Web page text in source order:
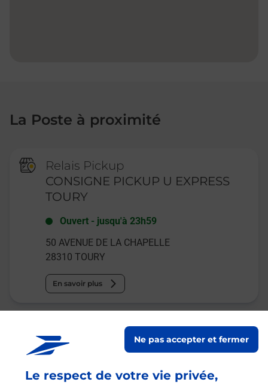
Le respect de votre vie privée,
Ne pas accepter et fermer
La Poste à proximité
Relais Pickup
CONSIGNE PICKUP U EXPRESS
TOURY
Ouvert - jusqu'à 23h59
50 AVENUE DE LA CHAPELLE
28310 TOURY
En savoir plus
TOURY
Fermé- ouvre lundi à
14h30